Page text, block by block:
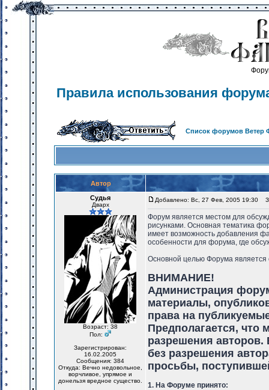
Правила использования
Список форумов Ветер
Автор
Судья
Дварх
Возраст: 38
Пол:
Зарегистрирован:
16.02.2005
Сообщения: 384
Откуда: Вечно недовольное,
ворчливое, упрямое и
донельзя вредное существо.
Добавлено: Вс, 27 Фев, 2005 19:30
Форум является местом для
рисунками. Основная тематика
имеет возможность добавления
особенности для форума, где
Основной целью Форума
ВНИМАНИЕ!
Администрация
материалы,
права на
Предполагается, что
разрешения авторов.
без разрешения
просьбы,
1. На Форуме принято: